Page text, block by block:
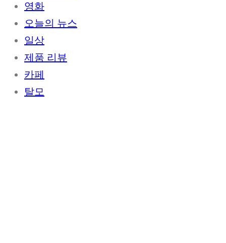
영화
오늘의 뉴스
일상
제품 리뷰
카페
탈모